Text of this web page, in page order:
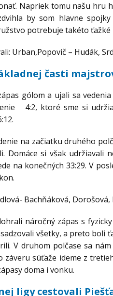
Napriek tomu našu hru
by som hlavne
potrebuje takéto
Urban,Popovič – Hudák,
časti
gólom a ujali sa
4:2, ktoré sme si
na začiatku druhého
Domáce si však udržiavali
na konečných 33:29. V
Bachňáková,
náročný zápas s
všetky, a preto boli
V druhom polčase sa
záveru súťaže ideme z
doma i vonku.
ligy cestovali